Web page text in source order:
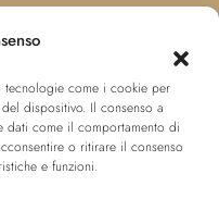
tecnologie come i cookie per
dispositivo. Il consenso a
dati come il comportamento di
o ritirare il consenso
e funzioni.